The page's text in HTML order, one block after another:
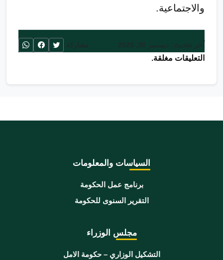
والاجتماعية.
التعليقات مغلقة.
السياسات والمعلومات
برنامج عمل الحكومة
التقرير السنوى للحكومة
مجلس الوزراء
التشكيل الوزاري – حكومة الامل